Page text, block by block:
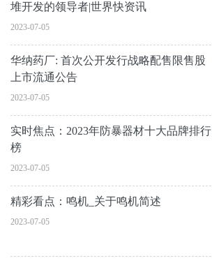
堆开发的领导者|世界快资讯
2023-07-05
华纳药厂: 首次公开发行战略配售限售股
上市流通公告
2023-07-05
实时焦点：2023年防暴器材十大品牌排行
榜
2023-07-05
精彩看点：鸣机_关于鸣机简述
2023-07-05